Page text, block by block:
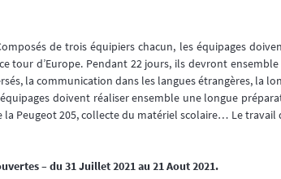
de trois équipiers chacun, les équipages
tour d’Europe. Pendant 22 jours, ils devront
la communication dans les langues étrangères, la
doivent réaliser ensemble une longue
Peugeot 205, collecte du matériel scolaire… Le travail
– du 31 Juillet 2021 au 21 Aout 2021.